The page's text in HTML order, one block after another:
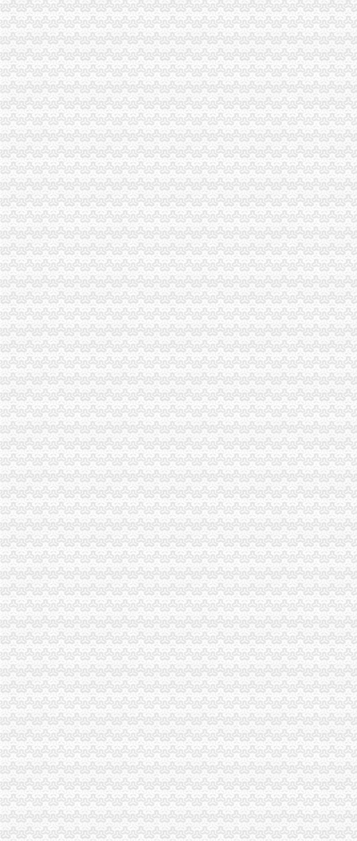
丹大泊四村头附近公司财税咨询账整理的找安诚代办-镇江58同城
【坤和兴代理记账有限公司】坤和兴代理记账有限公司电话,坤和兴代
沈3万公里以下8-9年二手车_沈二手车交易网_中国二手车城
企业会计核算的问题第一文库网
上新街代账公司
重庆市巴南区政臣工商咨询中心_【电话地址_招聘信息_注册信息_信用
【会计培训】公司黄页|厂家名录_顺企网
公司注册代理记账-广州58同城
重庆市执照办理厂家_执照办理企业黄页_执照办理企业名录-网络114
专业公司注册、代理记账、一般纳税人申请等重庆工商年检今题网
南岸周边代账公司
江汉区青年路附近会计代账、纳税申报、财务审计公司武汉记账报税
【58同城】福州周边代理记账_福州周边代理记账公司
代理记账一般纳税人申请快速注册公司相城周边工商注册-苏州酷易搜
【天津和平周边代理记帐公司|会计代理记账价格|代理记账收费】-天津
【拱墅区财务代账公司的图片】-拱墅拱墅周边易登网
海棠溪代账公司
项目名称：重庆市南岸区海棠溪街道南坪东路548号非住宅、585号住
方正证券
[转帖]财门系列之一《盗墓娃娃》-米宝乐园-大众点评社区
重庆初识代理记账有限公司_【电话地址_招聘信息_注册信息_信用信息
保利地产：2008年半年度报告-券频道-金融界
弹子石代账公司
【交通银行】交通银行子石分理处_电话_地址_地图-卡盟网
[股市360]深市上市公司公告（12月31日）深市公告-股票
太集团：重大资产重组暨关联交易（预案）_太集团（）_
香谢里1902-搜百科
[郭汝瑰回忆录]值得一读的“郭汝瑰回忆录”下_nings
茶园新区代账公司
江秀秀在北城新区润地星城附近注册新公司代账税务外包_志趣网
世界茶园加盟加盟_代理_世界茶园加盟_电话_加盟费多少钱-u88连锁加
【58同城】湘江新区代理记账_湘江新区代理记账公司
嘉定菊园新区黄渡服务业贸易公司代账报税注册公司正规-上海58同城
重庆路桥：摩根士丹利华鑫证券有限责任公司关于重庆--新闻频道-大
经开区代账公司
龙岗区代理记账注册公司正规发票金记号财税-深圳58同城
【58同城】温州代理记账_温州代理记账公司
惠山经济开发区财务咨询代理记账公司注册兼职会计代账-无锡58同城
玖之汇专业提供郑州经开区代理记账兼职会计服务
安徽德安信教育有限公司-搜百科
长生桥代账公司
九大社区树南岸社区建设新标杆-法律频道-华龙网
西游真诠-略懂
长生桥塑料印刷图片_长生桥塑料印刷价格图片-重庆易登网
华安逆向策略混合：更新招募说明书（2015年第2号）
江苏旭宝轩艺术品有限公司_志趣
南坪代账公司
重庆市今年9月份平均每个工作日注册微企401户-经典重庆新闻中心-经
杨家坪会计培训学校哪里好？麦积会计【今日推荐网-重庆职业培训】
Android_IT168信息化频道